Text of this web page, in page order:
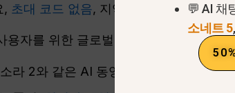
, 초대 코드 없음, 지역 제한이 없습니다.
용자를 위한 글로벌 GPT의 주요 혜택:
소라 2와 같은 AI 동영상 제작에 즉시 액세
💬 AI 채
소네트 5,